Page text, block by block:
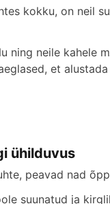
kokku, on neil
ning neile kahele
et
ühilduvus
peavad nad
suunatud ja